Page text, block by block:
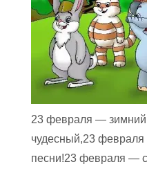
23 февраля — зимний
чудесный,23 февраля
песни!23 февраля —